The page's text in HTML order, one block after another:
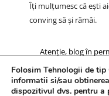
Îți mulțumesc că ești
conving să și rămâi.
Atenție, blog în
Folosim Tehnologii de
informatii si/sau
dispozitivul dvs. pentru a